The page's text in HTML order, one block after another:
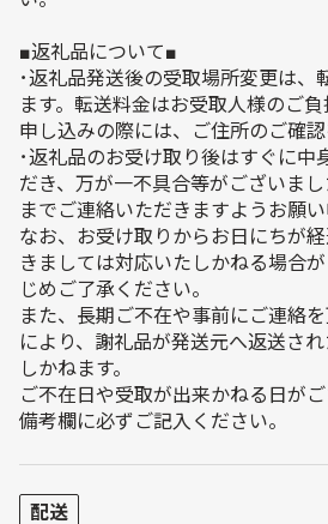
■返礼品について■
･返礼品発送後の受取場所変更は、
ます。転送料金はお受取人様のご
申し込みの際には、ご住所のご確認
･返礼品のお受け取り後はすぐに中
だき、万が一不具合等がございま
までご連絡いただきますようお願い
なお、お受け取りからお日にちが
きましては対応いたしかねる場合
じめご了承ください。
また、長期ご不在や事前にご連絡
により、謝礼品が発送元へ返送さ
しかねます。
ご不在日や受取が出来かねる日が
備考欄に必ずご記入ください。
配送